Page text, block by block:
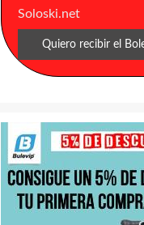
Soloski.net